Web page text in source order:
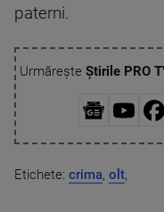
paterni.
Urmărește Știrile PRO
Etichete: crima, olt,